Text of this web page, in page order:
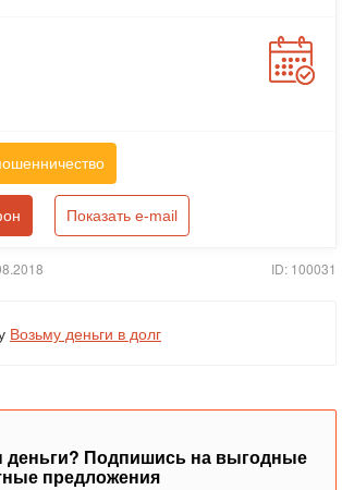
Показать e-mail
ID: 100031
Возьму деньги в долг
Подпишись на выгодные
предложения